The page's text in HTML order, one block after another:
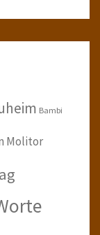
Bambi
Molitor